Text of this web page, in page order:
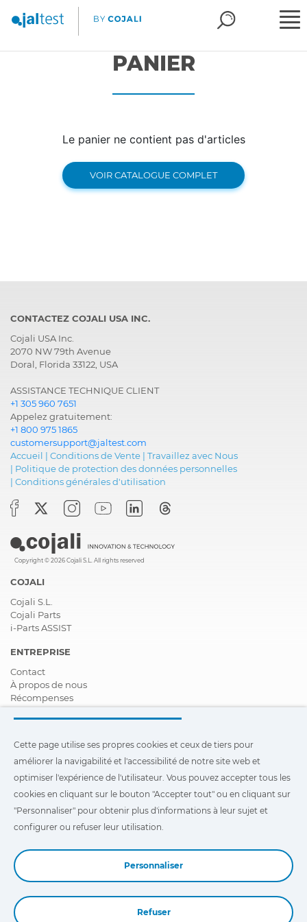
PANIER
Le panier ne contient pas d'articles
VOIR CATALOGUE COMPLET
CONTACTEZ COJALI USA INC.
Cojali USA Inc.
2070 NW 79th Avenue
Doral, Florida 33122, USA
ASSISTANCE TECHNIQUE CLIENT
+1 305 960 7651
Appelez gratuitement:
+1 800 975 1865
customersupport@jaltest.com
Accueil | Conditions de Vente | Travaillez avec Nous
| Politique de protection des données personnelles
| Conditions générales d'utilisation
Copyright © 2026 Cojali S.L. All rights reserved
COJALI
Cojali S.L.
Cojali Parts
i-Parts ASSIST
ENTREPRISE
Contact
À propos de nous
Récompenses
Certifications
Nouveautés
Vidéos
FAQ - Foire Aux Questions
Cette page utilise ses propres cookies et ceux de tiers pour
améliorer la navigabilité et l'accessibilité de notre site Web et
optimiser l'expérience de l'utilisateur. Vous pouvez cliquer sur
configurer ou refuser leur utilisation.
Cette page utilise ses propres cookies et ceux de tiers pour
améliorer la navigabilité et l'accessibilité de notre site web et
optimiser l'expérience de l'utilisateur. Vous pouvez accepter tous les
cookies en cliquant sur le bouton "Accepter tout" ou en cliquant sur
"Personnaliser" pour obtenir plus d'informations à leur sujet et
configurer ou refuser leur utilisation.
Personnaliser
Refuser